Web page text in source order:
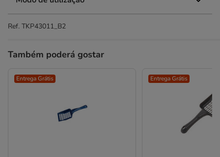
Ref. TKP43011_B2
Também poderá gostar
Entrega Grátis Entrega Grátis